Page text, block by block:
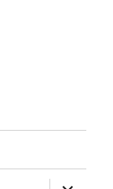
expand